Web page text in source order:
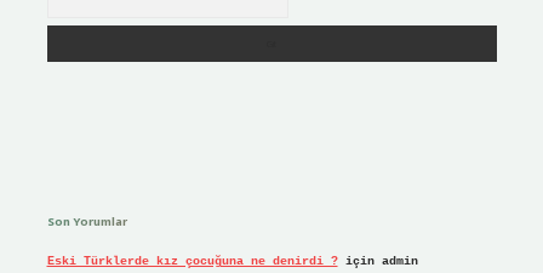
Son Yorumlar
Eski Türklerde kız çocuğuna ne denirdi ?için admin